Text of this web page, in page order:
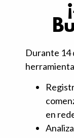
Durante 14
en